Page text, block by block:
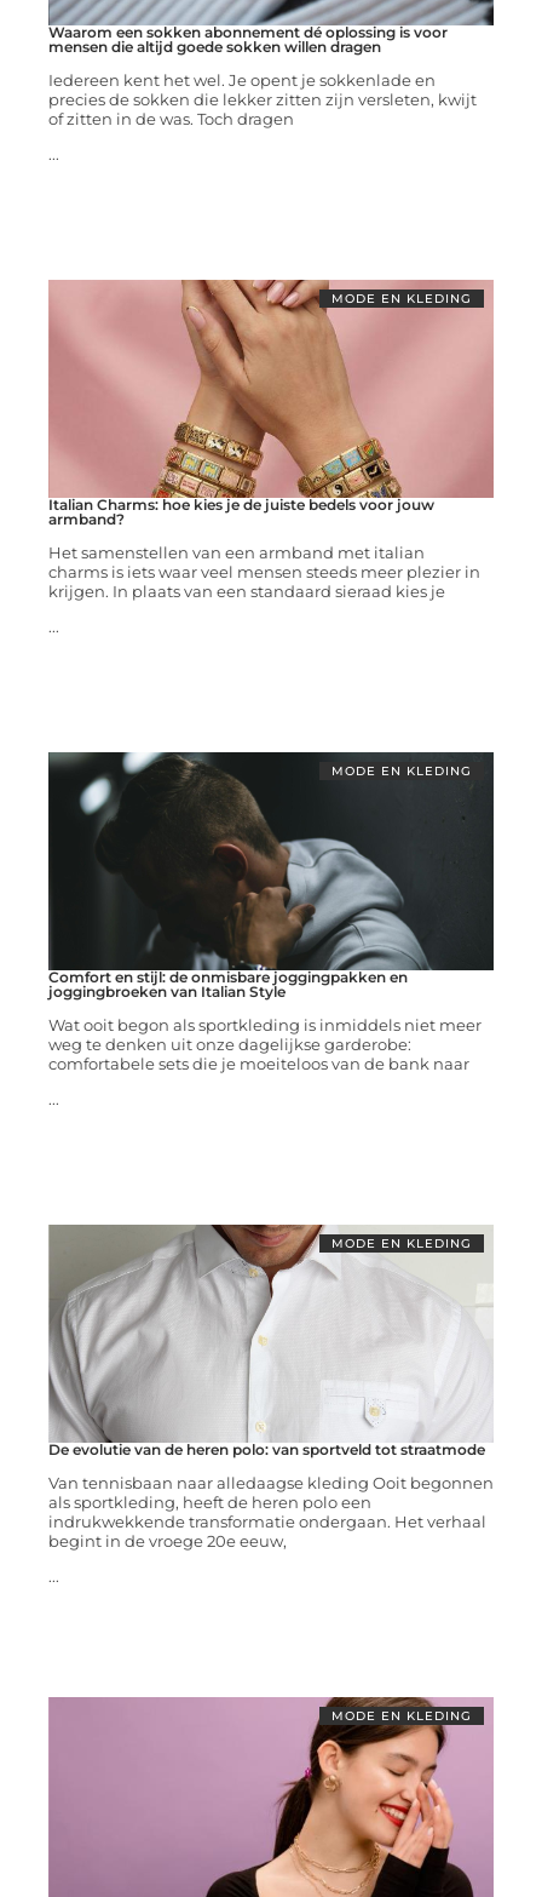
Waarom een sokken abonnement dé oplossing is voor
mensen die altijd goede sokken willen dragen
Iedereen kent het wel. Je opent je sokkenlade en
precies de sokken die lekker zitten zijn versleten, kwijt
of zitten in de was. Toch dragen
...
MODE EN KLEDING
Italian Charms: hoe kies je de juiste bedels voor jouw
armband?
Het samenstellen van een armband met italian
charms is iets waar veel mensen steeds meer plezier in
krijgen. In plaats van een standaard sieraad kies je
...
MODE EN KLEDING
Comfort en stijl: de onmisbare joggingpakken en
joggingbroeken van Italian Style
Wat ooit begon als sportkleding is inmiddels niet meer
weg te denken uit onze dagelijkse garderobe:
comfortabele sets die je moeiteloos van de bank naar
...
MODE EN KLEDING
De evolutie van de heren polo: van sportveld tot straatmode
Van tennisbaan naar alledaagse kleding Ooit begonnen
als sportkleding, heeft de heren polo een
indrukwekkende transformatie ondergaan. Het verhaal
begint in de vroege 20e eeuw,
...
MODE EN KLEDING